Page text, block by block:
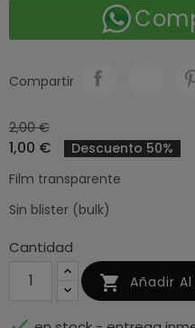
Compartir
2,00 €
1,00 €
Descuento 50%
Film transparente
Sin blister (bulk)
Cantidad
 Añadir